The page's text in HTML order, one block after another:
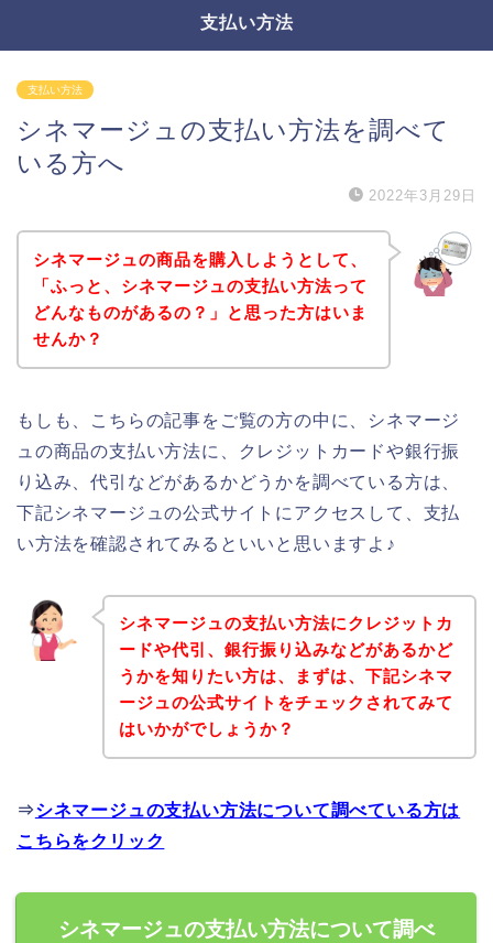
支払い方法
支払い方法
シネマージュの支払い方法を調べて
いる方へ
2022年3月29日
シネマージュの商品を購入しようとして、
「ふっと、シネマージュの支払い方法って
どんなものがあるの？」と思った方はいま
せんか？
もしも、こちらの記事をご覧の方の中に、シネマージ
ュの商品の支払い方法に、クレジットカードや銀行振
り込み、代引などがあるかどうかを調べている方は、
下記シネマージュの公式サイトにアクセスして、支払
い方法を確認されてみるといいと思いますよ♪
シネマージュの支払い方法にクレジットカ
ードや代引、銀行振り込みなどがあるかど
うかを知りたい方は、まずは、下記シネマ
ージュの公式サイトをチェックされてみて
はいかがでしょうか？
⇒シネマージュの支払い方法について調べている方は
こちらをクリック
シネマージュの支払い方法について調べ